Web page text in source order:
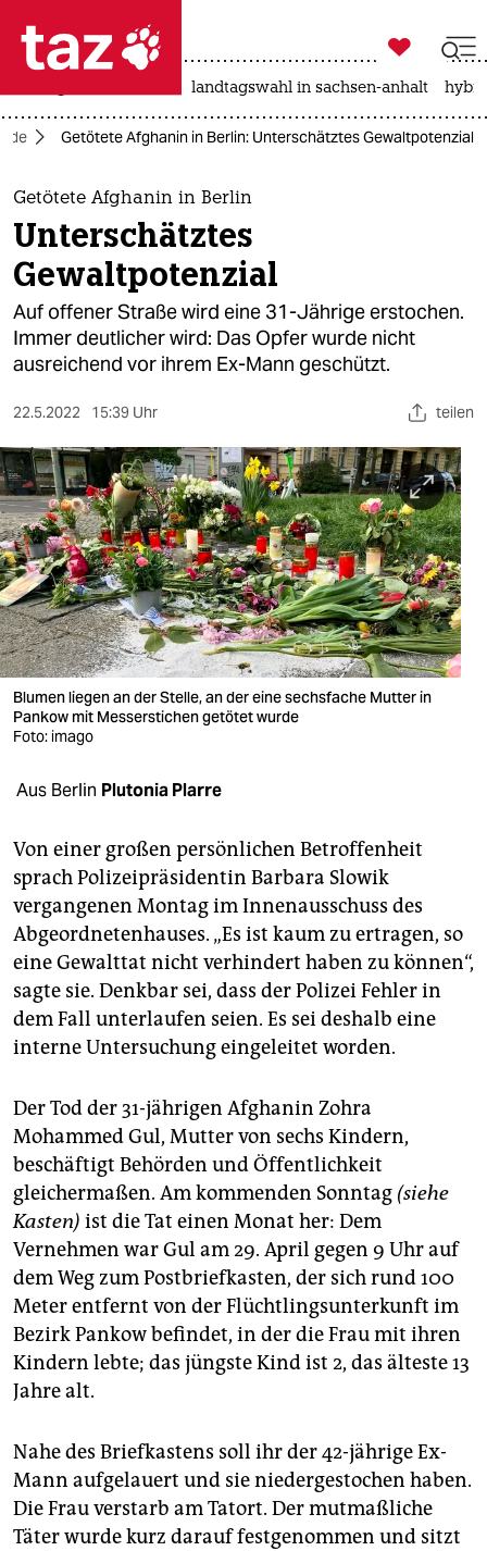
 taz zahl ich
taz zahl ich
themen
politik
öko
gesellschaft
sport
berlin
nord
wahrheit
verlag
verlag
veranstaltungen
unterstützen
abo
genossenschaft
epaper login

taz zahl ich
landtagswahl in sachsen-anhalt
Getötete Afghanin in Berlin: Unterschätztes Gewaltpotenzial
Getötete Afghanin in Berlin
Unterschätztes
Gewaltpotenzial
Auf offener Straße wird eine 31-Jährige erstochen.
Immer deutlicher wird: Das Opfer wurde nicht
ausreichend vor ihrem Ex-Mann geschützt.
22.5.2022 15:39 Uhr teilen
Blumen liegen an der Stelle, an der eine sechsfache Mutter in
Pankow mit Messerstichen getötet wurde
Foto: imago
Aus Berlin Plutonia Plarre
Von einer großen persönlichen Betroffenheit
sprach Polizeipräsidentin Barbara Slowik
vergangenen Montag im Innenausschuss des
Abgeordnetenhauses. „Es ist kaum zu ertragen, so
eine Gewalttat nicht verhindert haben zu können“,
sagte sie. Denkbar sei, dass der Polizei Fehler in
dem Fall unterlaufen seien. Es sei deshalb eine
interne Untersuchung eingeleitet worden.
Der Tod der 31-jährigen Afghanin Zohra
Mohammed Gul, Mutter von sechs Kindern,
beschäftigt Behörden und Öffentlichkeit
gleichermaßen. Am kommenden Sonntag (siehe
Kasten) ist die Tat einen Monat her: Dem
Vernehmen war Gul am 29. April gegen 9 Uhr auf
dem Weg zum Postbriefkasten, der sich rund 100
Meter entfernt von der Flüchtlingsunterkunft im
Bezirk Pankow befindet, in der die Frau mit ihren
Kindern lebte; das jüngste Kind ist 2, das älteste 13
Jahre alt.
Nahe des Briefkastens soll ihr der 42-jährige Ex-
Mann aufgelauert und sie niedergestochen haben.
Die Frau verstarb am Tatort. Der mutmaßliche
Täter wurde kurz darauf festgenommen und sitzt